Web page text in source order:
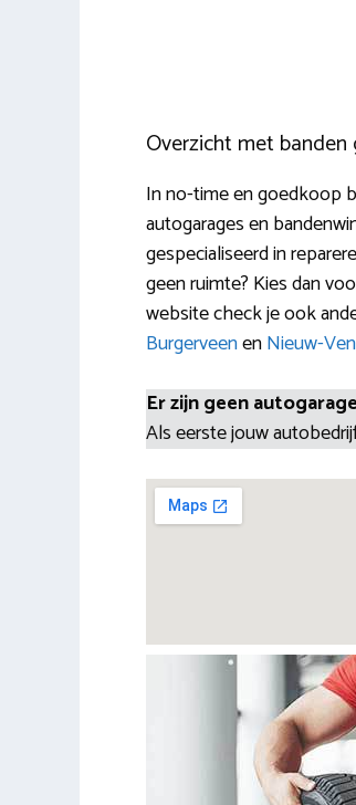
Overzicht met
In no-time en goedkoop
autogarages en
gespecialiseerd in
geen ruimte? Kies dan
website check je ook
BurgerveenenNieuw-
Er zijn geen
Als eerste jouw